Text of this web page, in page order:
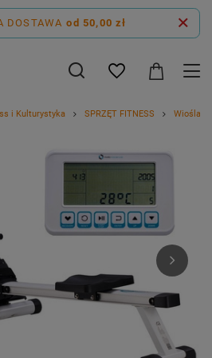
DOSTAWA od 50,00 zł
i Kulturystyka SPRZĘT FITNESS Wioślarze